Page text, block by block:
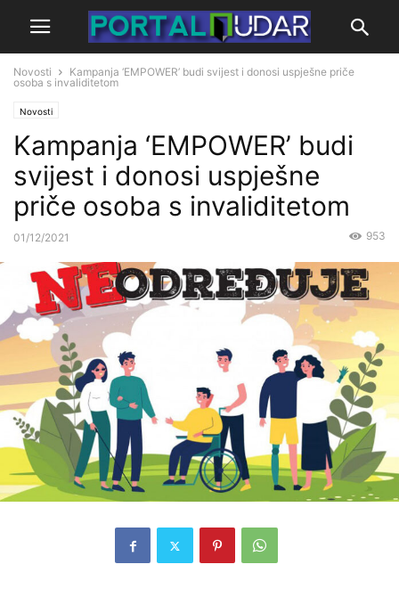
Novosti
Kampanja ‘EMPOWER’ budi svijest i donosi uspješne priče
osoba s invaliditetom
Novosti
Kampanja ‘EMPOWER’ budi
svijest i donosi uspješne
priče osoba s invaliditetom
01/12/2021 953